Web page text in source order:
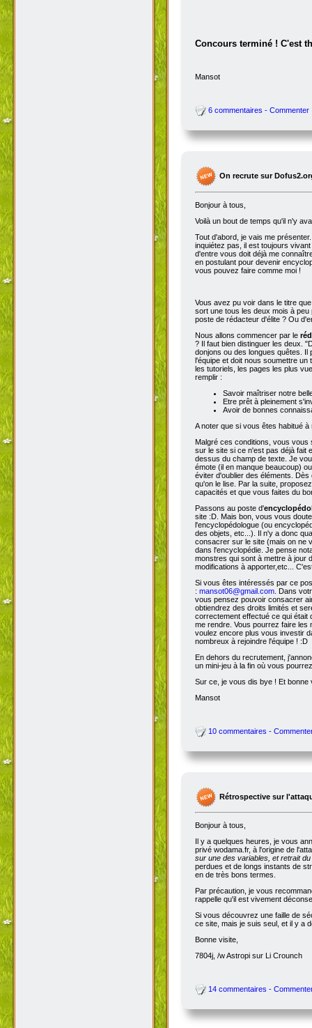
Concours terminé ! C'est
Mansot
6 commentaires - Commenter
On recrute sur
Bonjour à tous,
Voilà un bout de temps qu'il n'y
Tout d'abord, je vais me
inquiétez pas, il est toujours
d'entre vous doit déjà me
en postulant pour devenir
vous pouvez faire comme moi !
Vous avez pu voir dans le titre
sort une tous les deux mois à
poste de rédacteur d'élite ? Ou
Nous allons commencer par le
? Il faut bien distinguer les deux.
donjons ou des longues quêtes. Il
l'équipe et doit nous soumettre un
les tutoriels, les pages les plus
remplir :
Savoir maîtriser notre
Etre prêt à pleinement
Avoir de bonnes
A noter que si vous êtes habitué
Malgré ces conditions, vous
sur le site si ce n'est pas déjà fait
dessus du champ de texte. Je
émote (il en manque beaucoup)
éviter d'oublier des éléments.
qu'on le lise. Par la suite,
capacités et que vous faites du
Passons au poste d'
site :D. Mais bon, vous vous
l'encyclopédologue (ou
des objets, etc...). Il n'y a donc
consacrer sur le site (mais on ne
dans l'encyclopédie. Je pense
monstres qui sont à mettre à jour
modifications à apporter,etc...
Si vous êtes intéressés par ce
: mansot06@gmail.com . Dans
vous pensez pouvoir consacrer
obtiendrez des droits limités et
correctement effectué ce qui
me rendre. Vous pourrez faire les
voulez encore plus vous investir
nombreux à rejoindre l'équipe ! :D
En dehors du recrutement,
un mini-jeu à la fin où vous
Sur ce, je vous dis bye ! Et bonne
Mansot
10 commentaires -
Rétrospective sur
Bonjour à tous,
Il y a quelques heures, je vous
privé wodama.fr, à l'origine de
sur une des variables, et retrait
perdues et de longs instants de
en de très bons termes.
Par précaution, je vous
rappelle qu'il est vivement
Si vous découvrez une faille de
ce site, mais je suis seul, et il y a
Bonne visite,
7804j, /w Astropi sur Li Crounch
14 commentaires -